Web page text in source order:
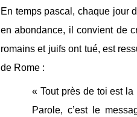
En temps pascal, chaque jour
en abondance, il convient de
romains et juifs ont tué, est
de Rome :
« Tout près de toi est
Parole, c’est le